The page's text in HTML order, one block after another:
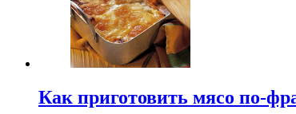
Как приготовить мясо по-